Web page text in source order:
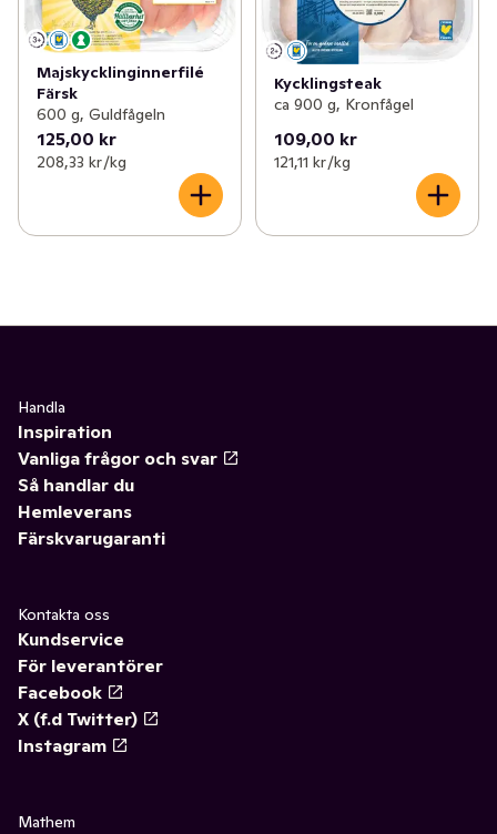
Majskycklinginnerfilé
Färsk
600 g, Guldfågeln
125,00 kr
208,33 kr /kg
Kycklingsteak
ca 900 g, Kronfågel
109,00 kr
121,11 kr /kg
Handla
Inspiration
Vanliga frågor och svar
Så handlar du
Hemleverans
Färskvarugaranti
Kontakta oss
Kundservice
För leverantörer
Facebook
X (f.d Twitter)
Instagram
Mathem